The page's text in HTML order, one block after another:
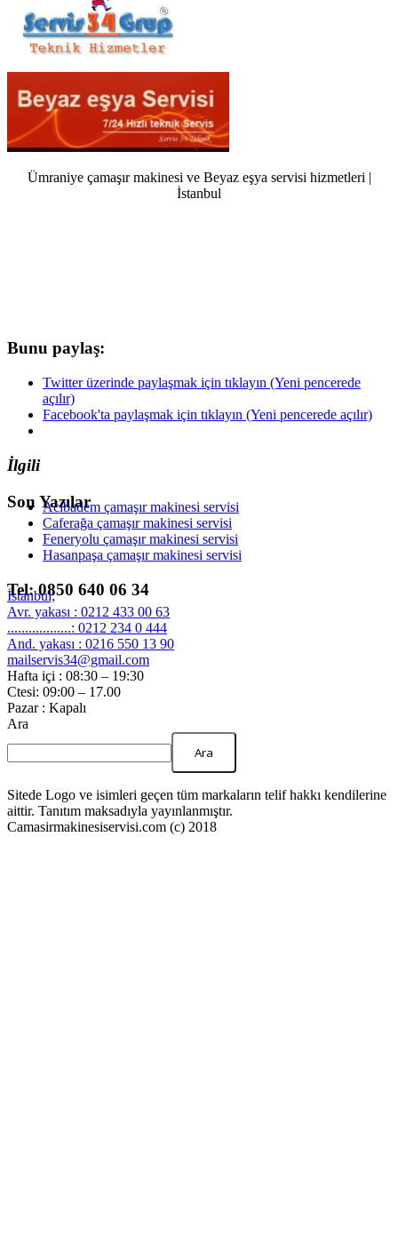
Ümraniye çamaşır makinesi ve Beyaz eşya servisi hizmetleri |
İstanbul
Bunu paylaş:
Twitter üzerinde paylaşmak için tıklayın (Yeni pencerede
açılır)
Facebook'ta paylaşmak için tıklayın (Yeni pencerede açılır)
İlgili
Son Yazılar
Acıbadem çamaşır makinesi servisi
Caferağa çamaşır makinesi servisi
Feneryolu çamaşır makinesi servisi
Hasanpaşa çamaşır makinesi servisi
Tel: 0850 640 06 34
İstanbul;
Avr. yakası : 0212 433 00 63
..................: 0212 234 0 444
And. yakası : 0216 550 13 90
mailservis34@gmail.com
Hafta içi : 08:30 – 19:30
Ctesi: 09:00 – 17.00
Pazar : Kapalı
Ara
Ara
Sitede Logo ve isimleri geçen tüm markaların telif hakkı kendilerine
aittir. Tanıtım maksadıyla yayınlanmıştır.
Camasirmakinesiservisi.com (c) 2018